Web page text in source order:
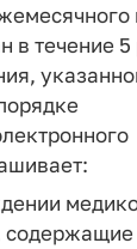
в течение 5